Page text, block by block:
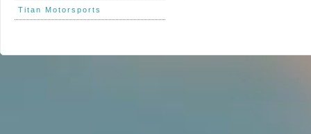
Titan Motorsports